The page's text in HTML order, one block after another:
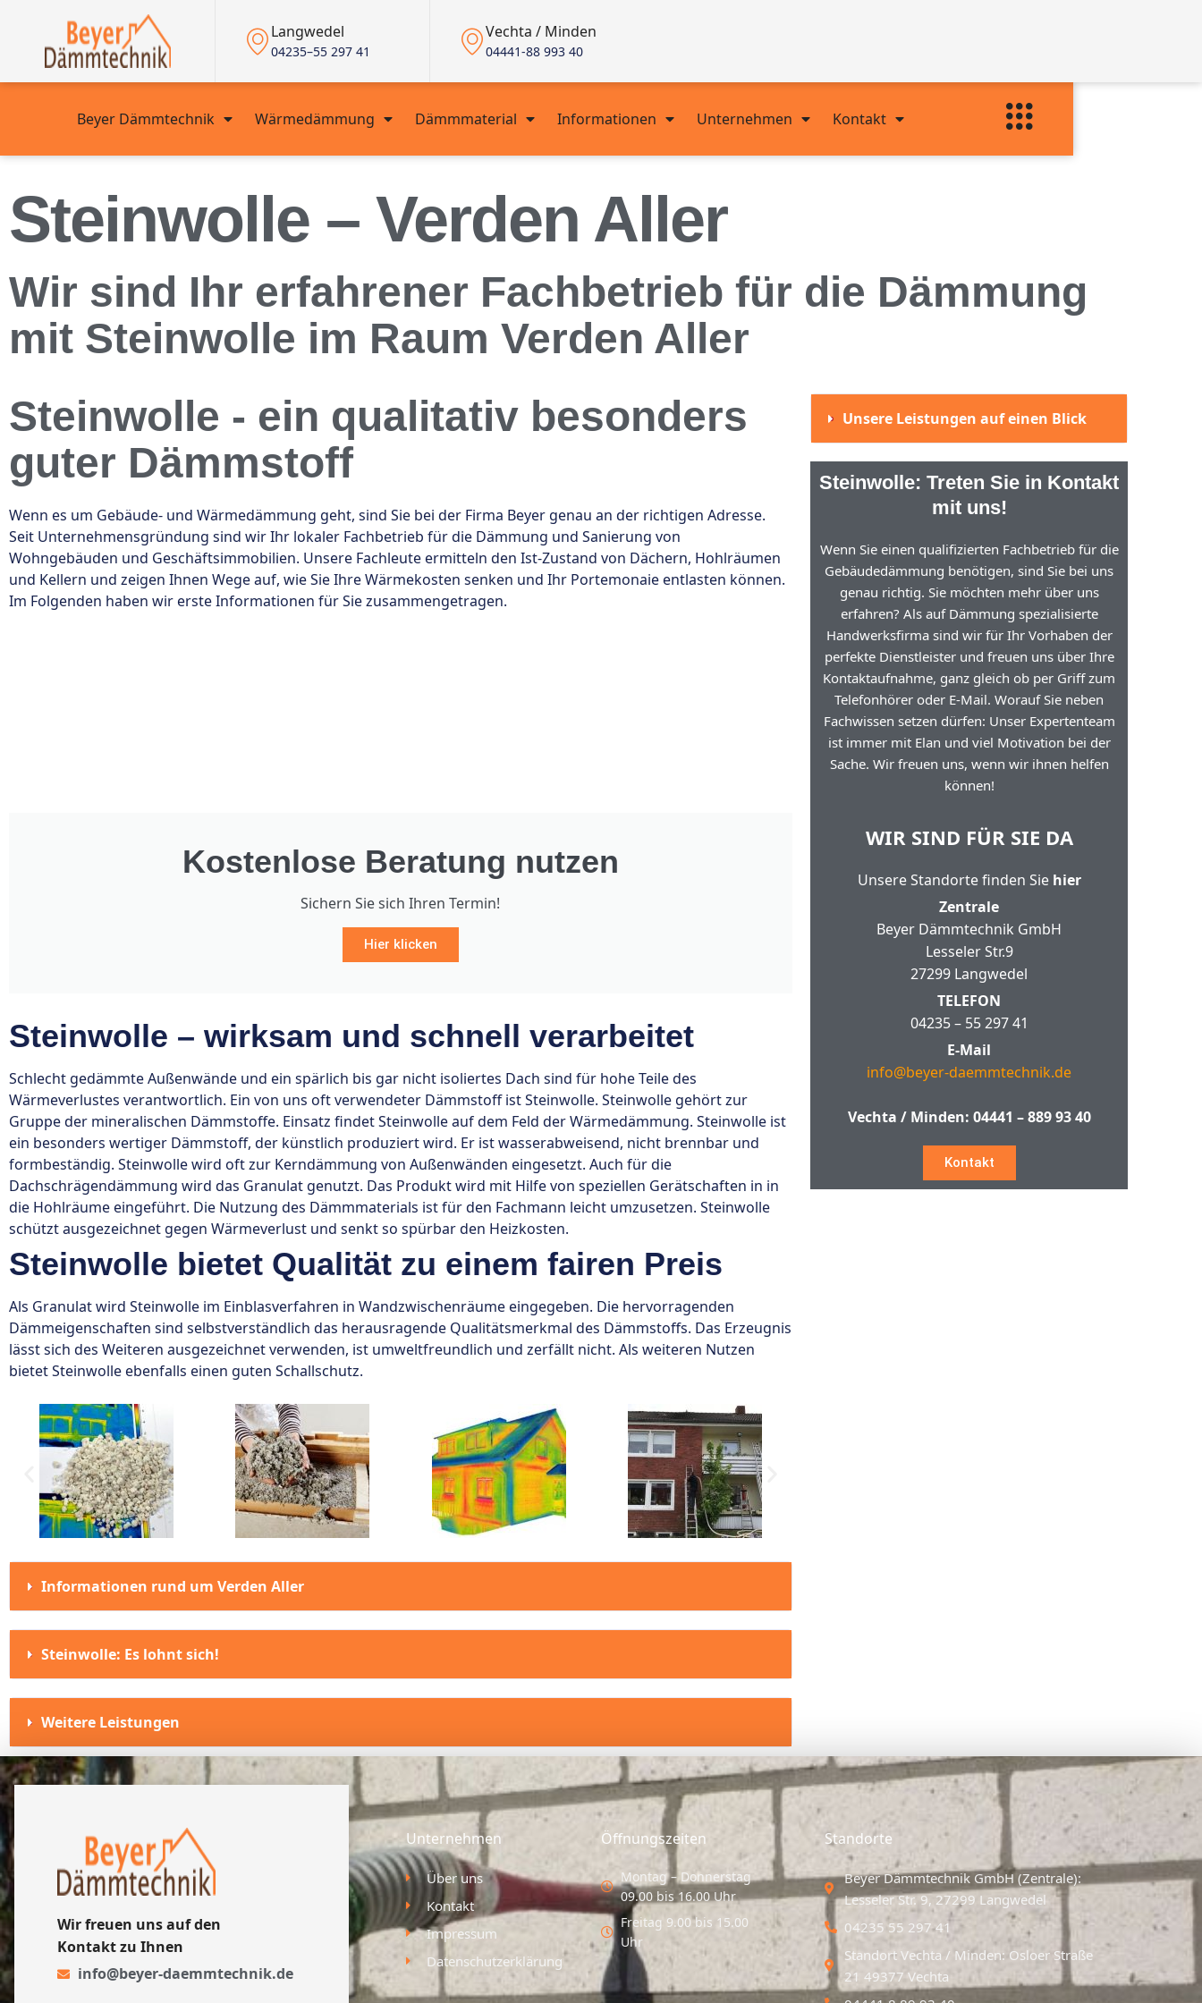
Langwedel
04235–55 297 41
Vechta / Minden
04441-88 993 40
Beyer Dämmtechnik Wärmedämmung Dämmmaterial Informationen Unternehmen Kontakt
Steinwolle – Verden Aller
Wir sind Ihr erfahrener Fachbetrieb für die Dämmung
mit Steinwolle im Raum Verden Aller
Steinwolle - ein qualitativ besonders
guter Dämmstoff
Wenn es um Gebäude- und Wärmedämmung geht, sind Sie bei der Firma Beyer genau an der richtigen Adresse.
Seit Unternehmensgründung sind wir Ihr lokaler Fachbetrieb für die Dämmung und Sanierung von
Wohngebäuden und Geschäftsimmobilien. Unsere Fachleute ermitteln den Ist-Zustand von Dächern, Hohlräumen
und Kellern und zeigen Ihnen Wege auf, wie Sie Ihre Wärmekosten senken und Ihr Portemonaie entlasten können.
Im Folgenden haben wir erste Informationen für Sie zusammengetragen.
Kostenlose Beratung nutzen
Sichern Sie sich Ihren Termin!
Hier klicken
Steinwolle – wirksam und schnell verarbeitet
Schlecht gedämmte Außenwände und ein spärlich bis gar nicht isoliertes Dach sind für hohe Teile des
Wärmeverlustes verantwortlich. Ein von uns oft verwendeter Dämmstoff ist Steinwolle. Steinwolle gehört zur
Gruppe der mineralischen Dämmstoffe. Einsatz findet Steinwolle auf dem Feld der Wärmedämmung. Steinwolle ist
ein besonders wertiger Dämmstoff, der künstlich produziert wird. Er ist wasserabweisend, nicht brennbar und
formbeständig. Steinwolle wird oft zur Kerndämmung von Außenwänden eingesetzt. Auch für die
Dachschrägendämmung wird das Granulat genutzt. Das Produkt wird mit Hilfe von speziellen Gerätschaften in in
die Hohlräume eingeführt. Die Nutzung des Dämmmaterials ist für den Fachmann leicht umzusetzen. Steinwolle
schützt ausgezeichnet gegen Wärmeverlust und senkt so spürbar den Heizkosten.
Steinwolle bietet Qualität zu einem fairen Preis
Als Granulat wird Steinwolle im Einblasverfahren in Wandzwischenräume eingegeben. Die hervorragenden
Dämmeigenschaften sind selbstverständlich das herausragende Qualitätsmerkmal des Dämmstoffs. Das Erzeugnis
lässt sich des Weiteren ausgezeichnet verwenden, ist umweltfreundlich und zerfällt nicht. Als weiteren Nutzen
bietet Steinwolle ebenfalls einen guten Schallschutz.
Informationen rund um Verden Aller
Steinwolle: Es lohnt sich!
Weitere Leistungen
Unsere Leistungen auf einen Blick
Steinwolle: Treten Sie in Kontakt
mit uns!
Wenn Sie einen qualifizierten Fachbetrieb für die
Gebäudedämmung benötigen, sind Sie bei uns
genau richtig. Sie möchten mehr über uns
erfahren? Als auf Dämmung spezialisierte
Handwerksfirma sind wir für Ihr Vorhaben der
perfekte Dienstleister und freuen uns über Ihre
Kontaktaufnahme, ganz gleich ob per Griff zum
Telefonhörer oder E-Mail. Worauf Sie neben
Fachwissen setzen dürfen: Unser Expertenteam
ist immer mit Elan und viel Motivation bei der
Sache. Wir freuen uns, wenn wir ihnen helfen
können!
WIR SIND FÜR SIE DA
Unsere Standorte finden Sie hier
Zentrale
Beyer Dämmtechnik GmbH
Lesseler Str.9
27299 Langwedel
TELEFON
04235 – 55 297 41
E-Mail
info@beyer-daemmtechnik.de
Vechta / Minden: 04441 – 889 93 40
Kontakt
Wir freuen uns auf den
Kontakt zu Ihnen
info@beyer-daemmtechnik.de
Unternehmen
Über uns
Kontakt
Impressum
Datenschutzerklärung
Öffnungszeiten
Montag – Donnerstag
09.00 bis 16.00 Uhr
Freitag 9.00 bis 15.00
Uhr
Standorte
Beyer Dämmtechnik GmbH (Zentrale):
Lesseler Str. 9, 27299 Langwedel
04235 55 297 41
Standort Vechta / Minden: Osloer Straße
21 49377 Vechta